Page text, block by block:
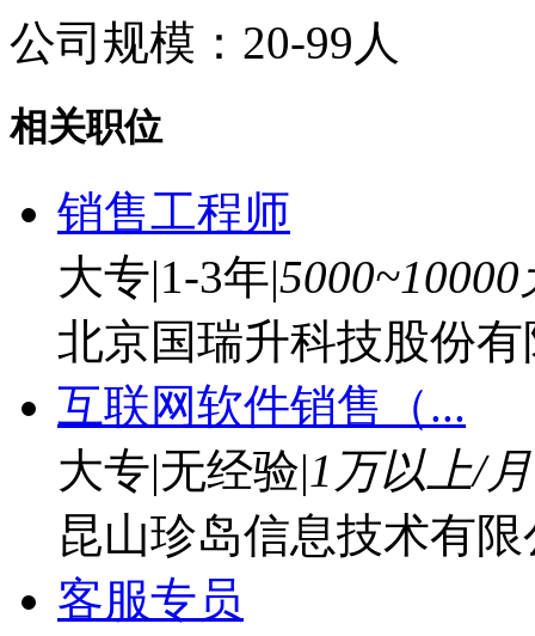
公司规模：20-99人
相关职位
销售工程师
大专|1-3年|
北京国瑞升科技股份
互联网软件销售（...
大专|无经验|1万以上/月
昆山珍岛信息技术有
客服专员